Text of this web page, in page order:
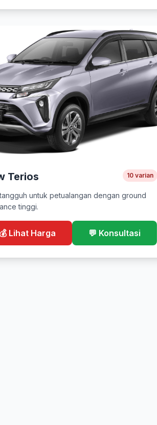
Terios 10 varian
untuk petualangan dengan ground
tinggi.
💰 Lihat Harga 💬 Konsultasi